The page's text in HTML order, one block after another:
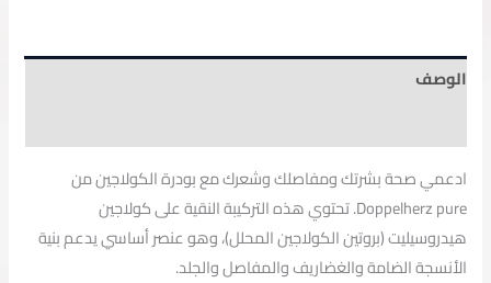
الوصف
ادعميصحةبشرتكومفاصلكوشعركمعبودرةالكولاجينمن
Doppelherzpure. تحتويهذهالتركيبةالنقيةعلىكولاجين
هيدروسيليت (بروتينالكولاجينالمحلل)،وهوعنصرأساسييدعمبنية
الأنسجةالضامةوالغضاريفوالمفاصلوالجلد.